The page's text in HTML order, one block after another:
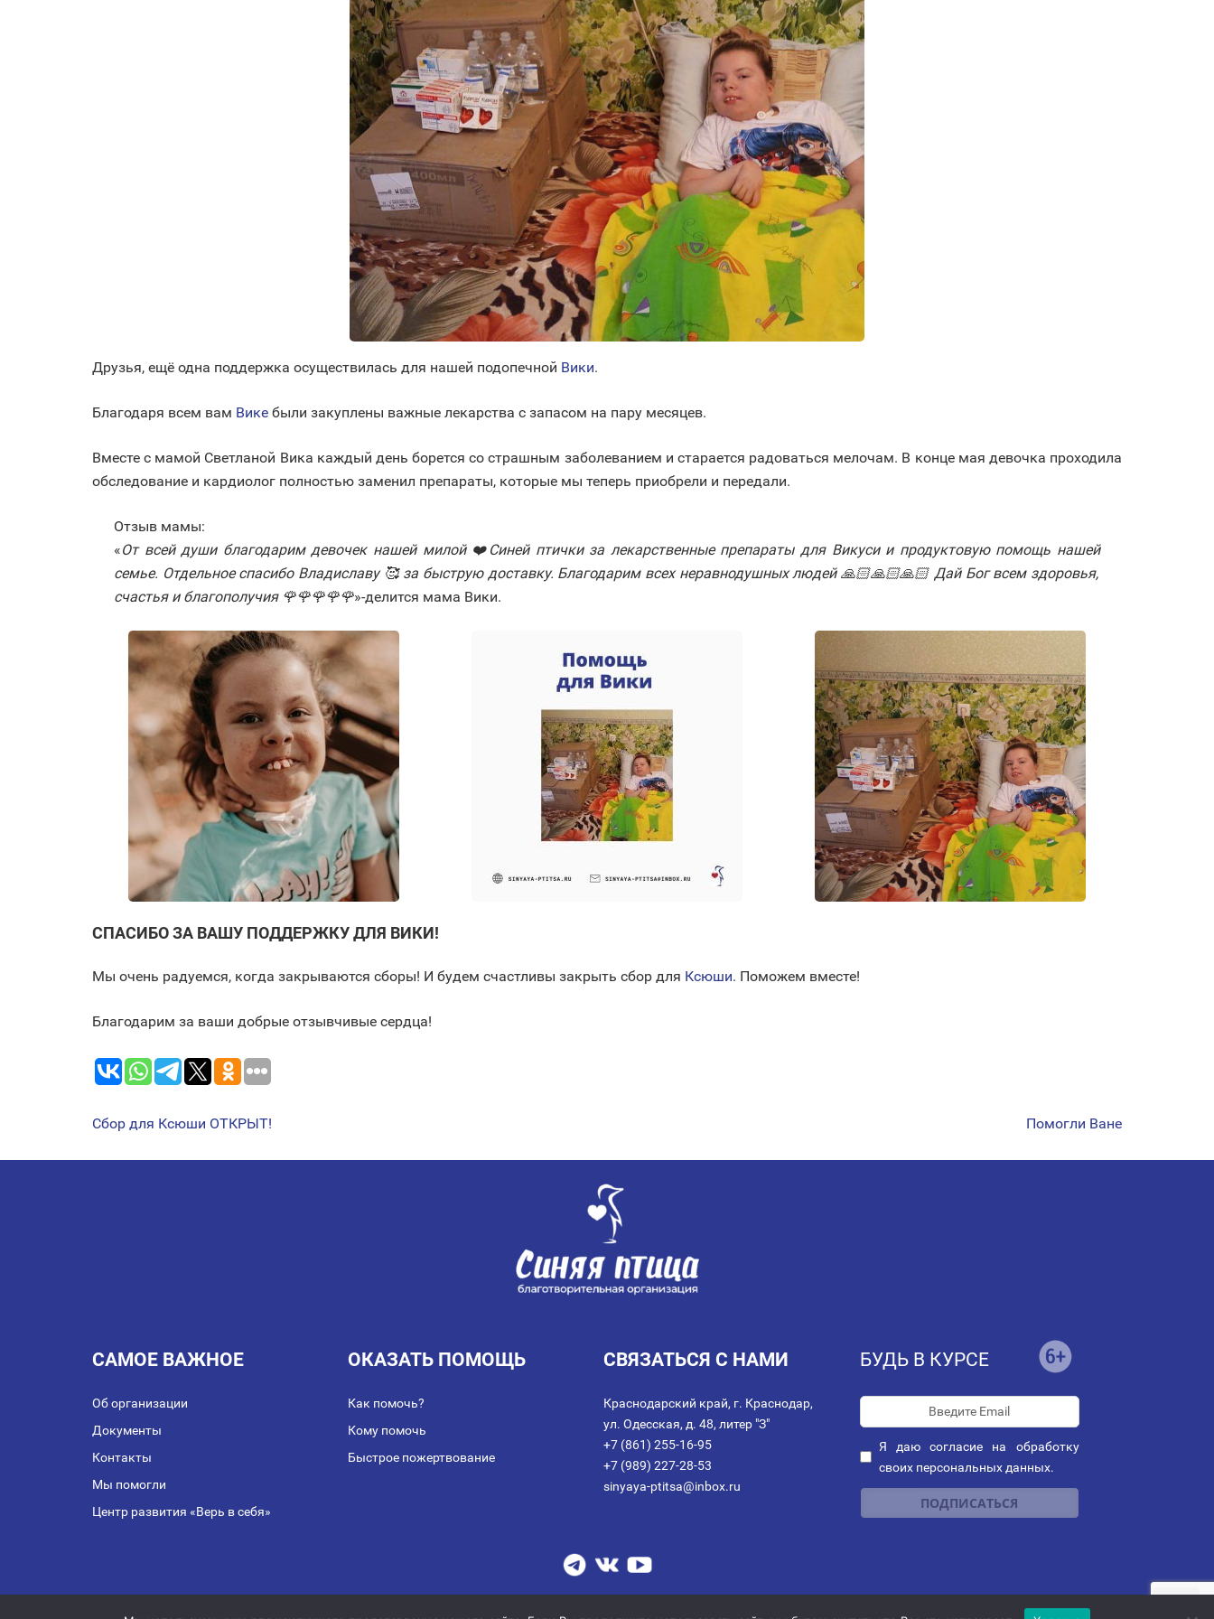
Друзья, ещё одна поддержка осуществилась для нашей подопечной Вики.
Благодаря всем вам Вике были закуплены важные лекарства с запасом на пару месяцев.
Вместе с мамой Светланой Вика каждый день борется со страшным заболеванием и старается радоваться мелочам. В конце мая девочка проходила
обследование и кардиолог полностью заменил препараты, которые мы теперь приобрели и передали.
Отзыв мамы:
«От всей души благодарим девочек нашей милой ❤️Синей птички за лекарственные препараты для Викуси и продуктовую помощь нашей
семье. Отдельное спасибо Владиславу 🥰 за быструю доставку. Благодарим всех неравнодушных людей 🙏🏻🙏🏻🙏🏻 Дай Бог всем здоровья,
счастья и благополучия 🌹🌹🌹🌹🌹»-делится мама Вики.
СПАСИБО ЗА ВАШУ ПОДДЕРЖКУ ДЛЯ ВИКИ!
Мы очень радуемся, когда закрываются сборы! И будем счастливы закрыть сбор для Ксюши. Поможем вместе!
Благодарим за ваши добрые отзывчивые сердца!
НАВИГАЦИЯ
ПО
Сбор для Ксюши ОТКРЫТ! Помогли Ване
САМОЕ ВАЖНОЕ
Об организации
Документы
Контакты
Мы помогли
Центр развития «Верь в себя»
ОКАЗАТЬ ПОМОЩЬ
Как помочь?
Кому помочь
Быстрое пожертвование
СВЯЗАТЬСЯ С НАМИ
Краснодарский край, г. Краснодар,
ул. Одесская, д. 48, литер "З"
+7 (861) 255-16-95
+7 (989) 227-28-53
sinyaya-ptitsa@inbox.ru
БУДЬ В КУРСЕ
Я даюсогласие на обработку
своих персональных данных.